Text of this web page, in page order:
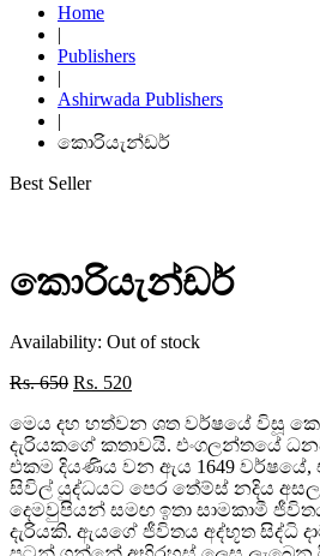
Home
|
Publishers
|
Ashirwada Publishers
|
කොරියැන්ඩර්
Best Seller
කොරියැන්ඩර්
Availability: Out of stock
Rs.650 Original
was:
Rs. 650.
Rs. 520Current
is:
Rs. 520.
මෙය දහ හත්වන ශත වර්ෂයේ විසූ
දැරියකගේ කතාවයි. එංගලන්තයේ
එකම දියණිය වන ඇය 1649 වර්ෂයේ,
සිවිල් යුද්ධයට පෙර තේම්ස් නදිය
දෙමවුපියන් සමඟ ඉතා සාමකාමී
දැරියකි. ඇයගේ ජීවිතය අද්භූත සිද්ධි